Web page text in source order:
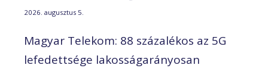
2026. augusztus 5.
Magyar Telekom: 88 százalékos az 5G
lefedettsége lakosságarányosan